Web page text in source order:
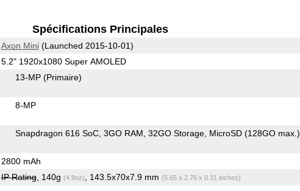
Spécifications Principales
Axon Mini(Launched 2015-10-01)
5.2" 1920x1080 Super AMOLED
13-MP (Primaire)
8-MP
Snapdragon 616 SoC 3GO RAM 32GO Storage MicroSD (128GO max.)
2800 mAh
IP Rating, 140g (4.9oz) , 143.5x70x7.9 mm (5.65 x 2.76 x 0.31 inches)